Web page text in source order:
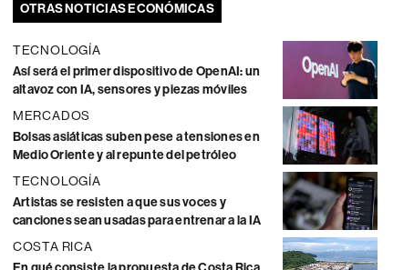
OTRAS NOTICIAS ECONÓMICAS
TECNOLOGÍA
Así será el primer dispositivo de OpenAI: un
altavoz con IA, sensores y piezas móviles
MERCADOS
Bolsas asiáticas suben pese a tensiones en
Medio Oriente y al repunte del petróleo
TECNOLOGÍA
Artistas se resisten a que sus voces y
canciones sean usadas para entrenar a la IA
COSTA RICA